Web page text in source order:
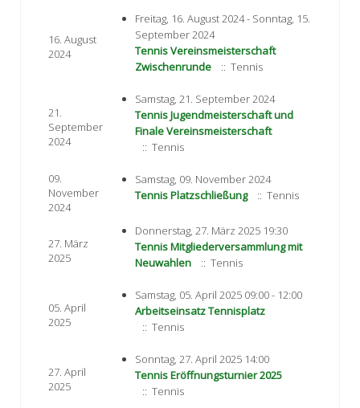
16. August
2024
Freitag, 16. August 2024 - Sonntag, 15.
September 2024
Tennis Vereinsmeisterschaft
Zwischenrunde
:: Tennis
21.
September
2024
Samstag, 21. September 2024
Tennis Jugendmeisterschaft und
Finale Vereinsmeisterschaft
:: Tennis
09.
November
2024
Samstag, 09. November 2024
Tennis Platzschließung
:: Tennis
27. März
2025
Donnerstag, 27. März 2025 19:30
Tennis Mitgliederversammlung mit
Neuwahlen
:: Tennis
05. April
2025
Samstag, 05. April 2025 09:00 - 12:00
Arbeitseinsatz Tennisplatz
:: Tennis
27. April
2025
Sonntag, 27. April 2025 14:00
Tennis Eröffnungsturnier 2025
:: Tennis